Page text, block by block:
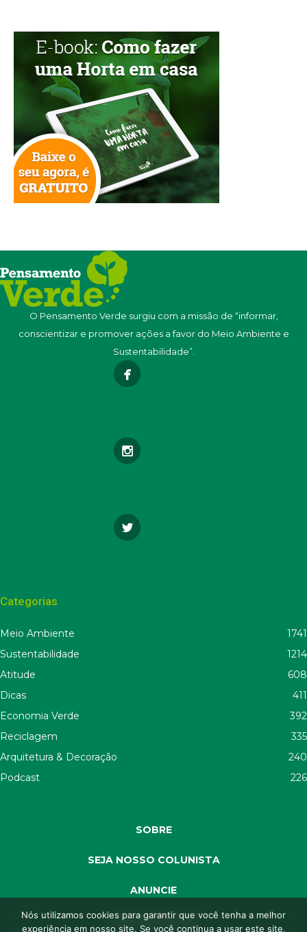
O Pensamento Verde surgiu com a missão de “informar,
conscientizar e promover ações a favor do Meio Ambiente e
Sustentabilidade”.
Categorias
Meio Ambiente
1741
Sustentabilidade
1214
Atitude
608
Dicas
411
Economia Verde
392
Reciclagem
335
Arquitetura & Decoração
240
Podcast
226
SOBRE
SEJA NOSSO COLUNISTA
ANUNCIE
SEJA APOIADOR
Nós utilizamos cookies para garantir que você tenha a melhor
experiência em nosso site. Se você continua a usar este site,